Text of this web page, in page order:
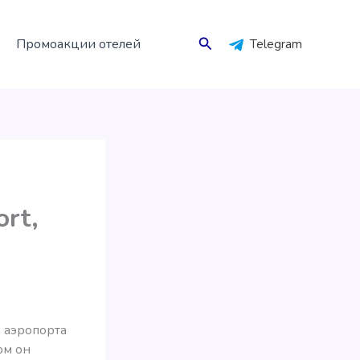
Промоакции отелей Поиск Telegram
он